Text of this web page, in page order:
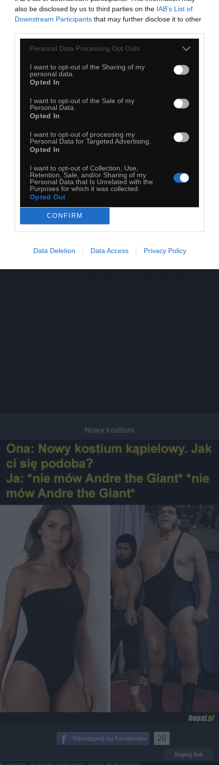
also be disclosed by us to third parties on the IAB’s List of
Downstream Participants that may further disclose it to other
Personal Data Processing Opt Outs
I want to opt-out of the Sharing of my
personal data.
Opted In
I want to opt-out of the Sale of my
Personal Data.
Opted In
I want to opt-out of processing my
Personal Data for Targeted Advertising.
Opted In
I want to opt-out of Collection, Use,
Retention, Sale, and/or Sharing of my
Personal Data that Is Unrelated with the
Purposes for which it was collected.
Opted Out
CONFIRM
Data Deletion Data Access Privacy Policy
Komentuj Dodaj do ulubionych Dodaj do przyjaciół
Nowy kostium
20
Kopiuj link